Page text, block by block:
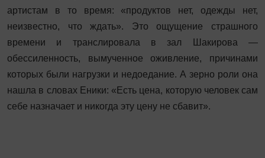
артистам в то время: «продуктов нет, одежды нет,
неизвестно, что ждать». Это ощущение страшного
времени и транслировала в зал Шакирова —
обессиленность, вымученное оживление, причинами
которых были нагрузки и недоедание. А зерно роли она
нашла в словах Еники: «Есть цена, которую человек сам
себе назначает и никогда эту цену не сбавит».